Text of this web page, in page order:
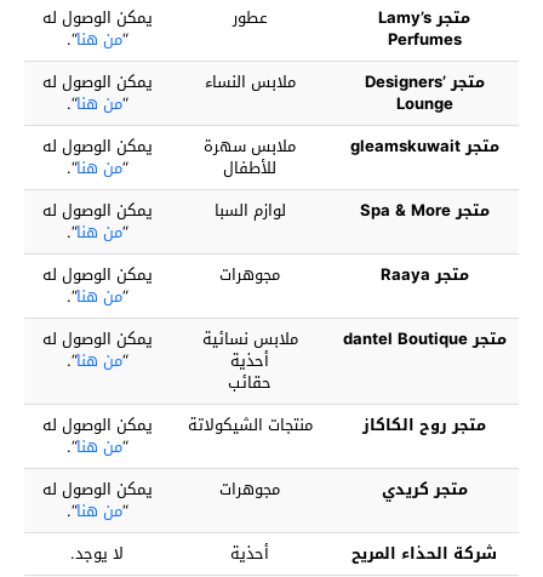
متجر Lamy’s
Perfumes
عطور يمكن الوصول له
“من هنا“.
متجر Designers’
Lounge
ملابس النساء يمكن الوصول له
“من هنا“.
متجر gleamskuwait
ملابس سهرة
للأطفال
يمكن الوصول له
“من هنا“.
متجر Spa & More
لوازم السبا يمكن الوصول له
“من هنا“.
متجر Raaya
مجوهرات يمكن الوصول له
“من هنا“.
متجر dantel Boutique
ملابس نسائية
أحذية
حقائب
يمكن الوصول له
“من هنا“.
متجر روح الكاكاز منتجات الشيكولاتة يمكن الوصول له
“من هنا“.
متجر كريدي
مجوهرات يمكن الوصول له
“من هنا“.
شركة الحذاء المريح
أحذية
لا يوجد.